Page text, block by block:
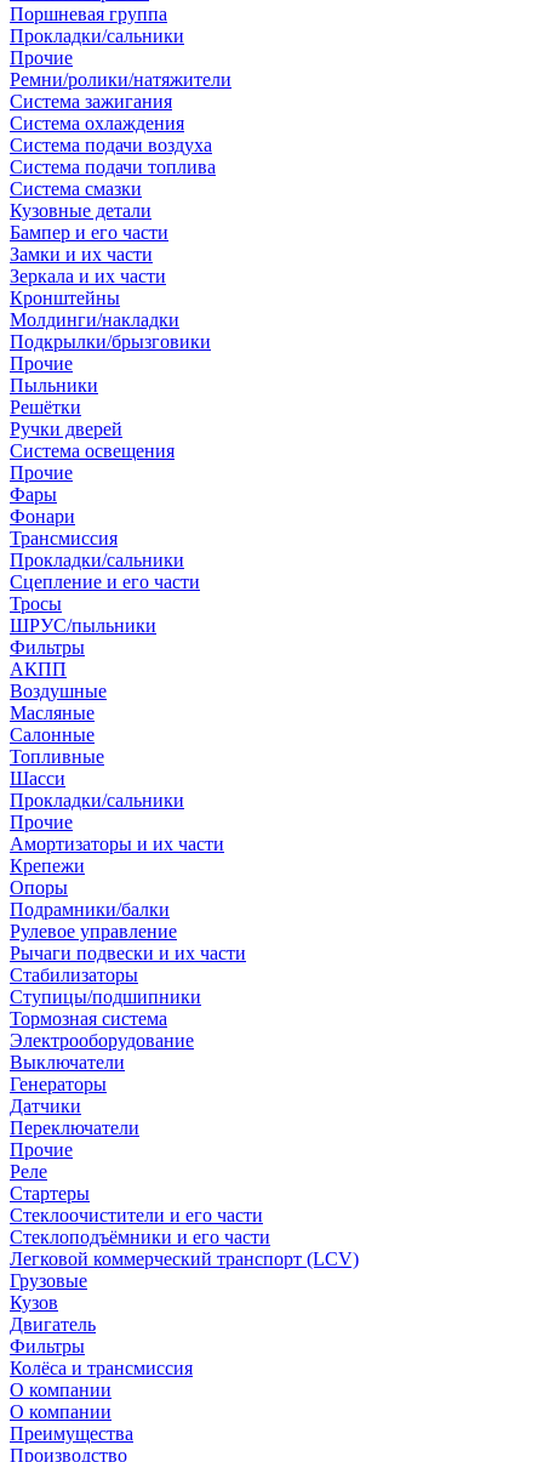
Поршневая группа
Прокладки/сальники
Прочие
Ремни/ролики/натяжители
Система зажигания
Система охлаждения
Система подачи воздуха
Система подачи топлива
Система смазки
Кузовные детали
Бампер и его части
Замки и их части
Зеркала и их части
Кронштейны
Молдинги/накладки
Подкрылки/брызговики
Прочие
Пыльники
Решётки
Ручки дверей
Система освещения
Прочие
Фары
Фонари
Трансмиссия
Прокладки/сальники
Сцепление и его части
Тросы
ШРУС/пыльники
Фильтры
АКПП
Воздушные
Масляные
Салонные
Топливные
Шасси
Прокладки/сальники
Прочие
Амортизаторы и их части
Крепежи
Опоры
Подрамники/балки
Рулевое управление
Рычаги подвески и их части
Стабилизаторы
Ступицы/подшипники
Тормозная система
Электрооборудование
Выключатели
Генераторы
Датчики
Переключатели
Прочие
Реле
Стартеры
Стеклоочистители и его части
Стеклоподъёмники и его части
Легковой коммерческий транспорт (LCV)
Грузовые
Кузов
Двигатель
Фильтры
Колёса и трансмиссия
О компании
О компании
Преимущества
Производство